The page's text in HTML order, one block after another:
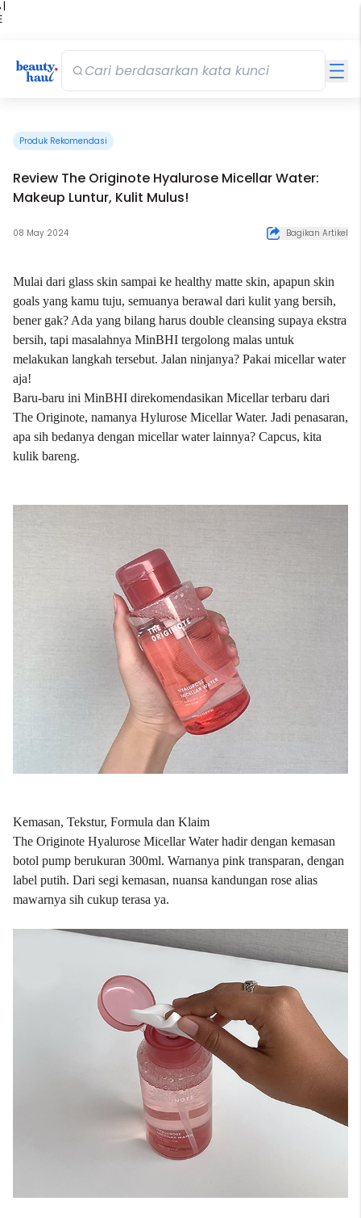
|
Produk Rekomendasi
Review The Originote Hyalurose Micellar Water:
Makeup Luntur, Kulit Mulus!
08 May 2024 Bagikan Artikel
Mulai dari glass skin sampai ke healthy matte skin, apapun skin
goals yang kamu tuju, semuanya berawal dari kulit yang bersih,
bener gak? Ada yang bilang harus double cleansing supaya ekstra
bersih, tapi masalahnya MinBHI tergolong malas untuk
melakukan langkah tersebut. Jalan ninjanya? Pakai micellar water
aja!
Baru-baru ini MinBHI direkomendasikan Micellar terbaru dari
The Originote, namanya Hylurose Micellar Water. Jadi penasaran,
apa sih bedanya dengan micellar water lainnya? Capcus, kita
kulik bareng.
Kemasan, Tekstur, Formula dan Klaim
The Originote Hyalurose Micellar Water hadir dengan kemasan
botol pump berukuran 300ml. Warnanya pink transparan, dengan
label putih. Dari segi kemasan, nuansa kandungan rose alias
mawarnya sih cukup terasa ya.